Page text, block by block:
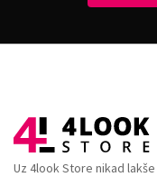
Uz 4look Store nikad